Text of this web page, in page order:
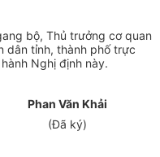
bộ, Thủ trưởng cơ quan
dân tỉnh, thành phố trực
Nghị định này.
Phan Văn Khải
(Đã ký)